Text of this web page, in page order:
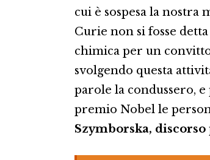
cui è sospesa la nostra
Curie non si fosse
chimica per un
svolgendo questa
parole la condussero,
premio Nobel le
Szymborska,